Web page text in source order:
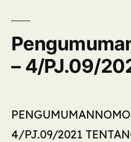
– 4/PJ.09/
4/PJ.09/2021